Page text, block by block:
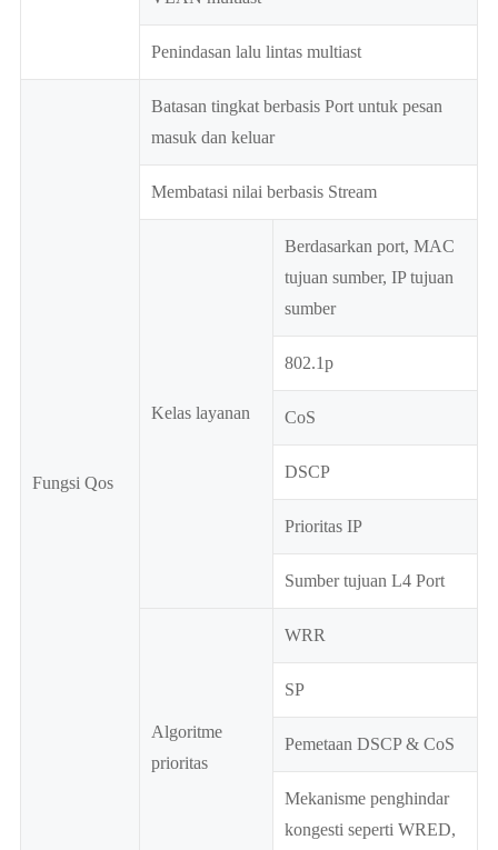
Penindasan lalu lintas multiast
Fungsi Qos
Batasan tingkat berbasis Port untuk pesan
masuk dan keluar
Membatasi nilai berbasis Stream
Kelas layanan
Berdasarkan port, MAC
tujuan sumber, IP tujuan
sumber
802.1p
CoS
DSCP
Prioritas IP
Sumber tujuan L4 Port
Algoritme
prioritas
WRR
SP
Pemetaan DSCP & CoS
Mekanisme penghindar
kongesti seperti WRED,